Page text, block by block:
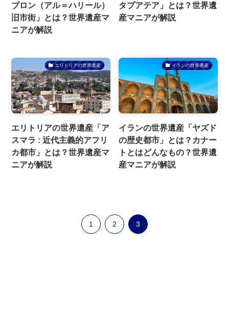
ブロン（アル＝ハリール）
旧市街」とは？世界遺産マ
ニアが解説
タプアテア」とは？世界遺
産マニアが解説
エリトリアの世界遺産
エリトリアの世界遺産「ア
スマラ : 近代主義的アフリ
カ都市」とは？世界遺産マ
ニアが解説
イランの世界遺産
イランの世界遺産「ヤズド
の歴史都市」とは？カナー
トとはどんなもの？世界遺
産マニアが解説
1 2 3